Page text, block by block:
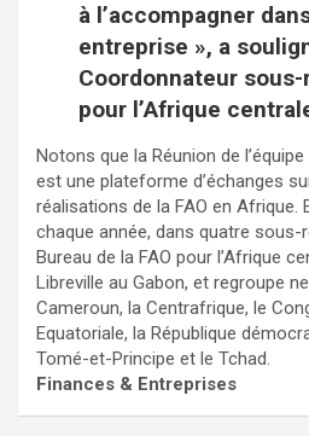
à l’accompagner
entreprise », a
Coordonnateur sous-
pour l’Afrique
Notons que la Réunion de
est une plateforme d’échanges
réalisations de la FAO en Afrique.
chaque année, dans quatre
Bureau de la FAO pour l’Afrique
Libreville au Gabon, et regroupe
Cameroun, la Centrafrique, le
Equatoriale, la République
Tomé-et-Principe et le Tchad.
Finances & Entreprises